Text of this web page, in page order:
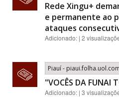
Rede Xingu+
e permanente ao
ataques
Adicionado: | 2
Piauí -
"VOCÊS DA FUNAI
Adicionado: | 3